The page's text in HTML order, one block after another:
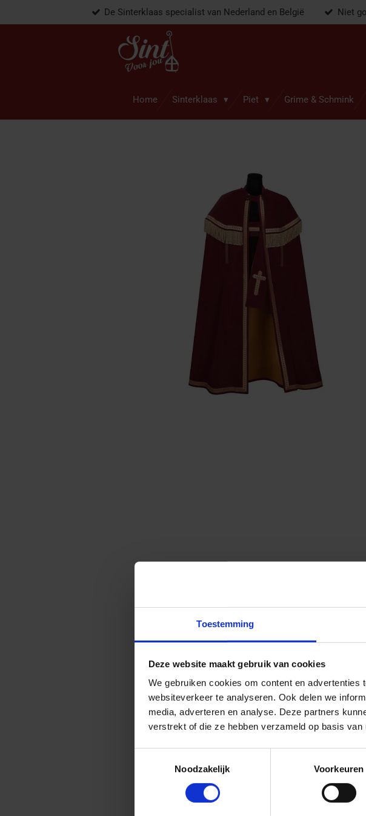
Toestemming
Deze website maakt gebruik van cookies
We gebruiken cookies om content en
websiteverkeer te analyseren. Ook delen we
media, adverteren en analyse. Deze partners
verstrekt of die ze hebben verzameld op basis
Noodzakelijk
Voorkeuren
De Sinterklaas specialist van Nederland en België Niet
Home Sinterklaas Piet Grime & Schmink